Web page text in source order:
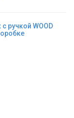
ручкой WOOD